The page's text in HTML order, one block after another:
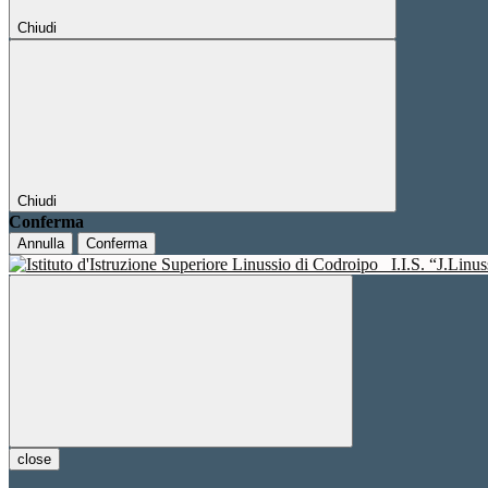
Chiudi
Chiudi
Conferma
Annulla Conferma
I.I.S.
close